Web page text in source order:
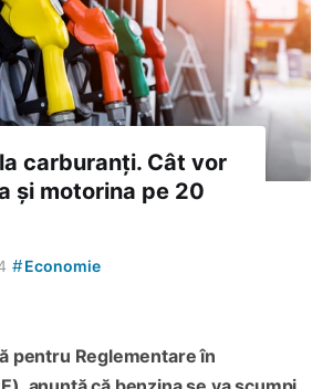
carburanți. Cât vor
și motorina pe 20
#Economie
pentru Reglementare în